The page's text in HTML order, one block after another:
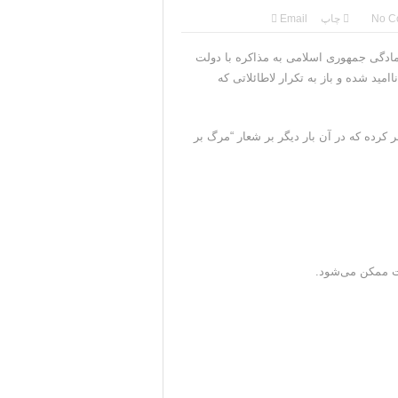
ایران خواهد شد
نزدیکی جزیره قشم
همچنان پابرجاست
ایران را می‌گیرد
No چاپ Email
جمهوری اسلامی به مذاکره با دولت
شده و باز به تکرار لاطائلاتی که
کرده که در آن بار دیگر بر شعار “مرگ بر
ممکن می‌شود.